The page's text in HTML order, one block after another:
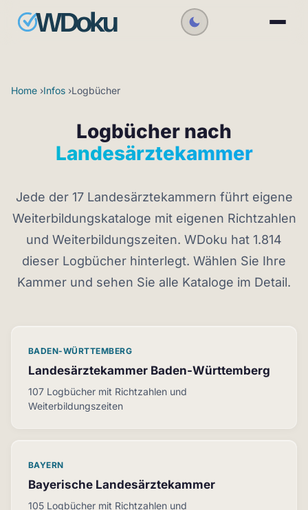
Home ›Infos ›Logbücher
Logbücher nach
Landesärztekammer
Jede der 17 Landesärztekammern führt eigene
Weiterbildungskataloge mit eigenen Richtzahlen
und Weiterbildungszeiten. WDoku hat 1.814
dieser Logbücher hinterlegt. Wählen Sie Ihre
Kammer und sehen Sie alle Kataloge im Detail.
BADEN-WÜRTTEMBERG
Landesärztekammer Baden-Württemberg
107 Logbücher mit Richtzahlen und
Weiterbildungszeiten
BAYERN
Bayerische Landesärztekammer
105 Logbücher mit Richtzahlen und